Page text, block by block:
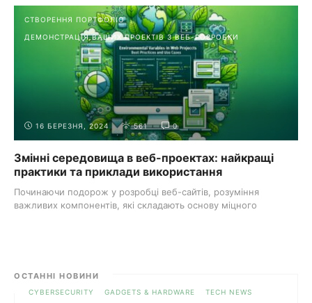
СТВОРЕННЯ ПОРТФОЛІО
ДЕМОНСТРАЦІЯ ВАШИХ ПРОЕКТІВ З ВЕБ-РОЗРОБКИ
16 БЕРЕЗНЯ, 2024 561 0
Змінні середовища в веб-проектах: найкращі
практики та приклади використання
Починаючи подорож у розробці веб-сайтів, розуміння
важливих компонентів, які складають основу міцного
ОСТАННІ НОВИНИ
CYBERSECURITY GADGETS & HARDWARE TECH NEWS